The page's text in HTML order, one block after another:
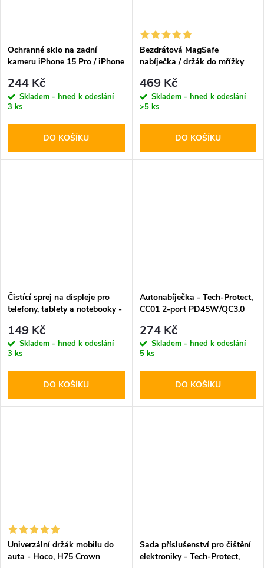
Ochranné sklo na zadní
kameru iPhone 15 Pro / iPhone
Black
244 Kč
Skladem - hned k odeslání
3 ks
DO KOŠÍKU
Bezdrátová MagSafe
nabíječka / držák do mřížky
Ultrafast
469 Kč
Skladem - hned k odeslání
>5 ks
DO KOŠÍKU
Čistící sprej na displeje pro
telefony, tablety a notebooky -
200ml
149 Kč
Skladem - hned k odeslání
3 ks
DO KOŠÍKU
Autonabíječka - Tech-Protect,
CC01 2-port PD45W/QC3.0
274 Kč
Skladem - hned k odeslání
5 ks
DO KOŠÍKU
Univerzální držák mobilu do
auta - Hoco, H75 Crown
Sada příslušenství pro čištění
elektroniky - Tech-Protect,